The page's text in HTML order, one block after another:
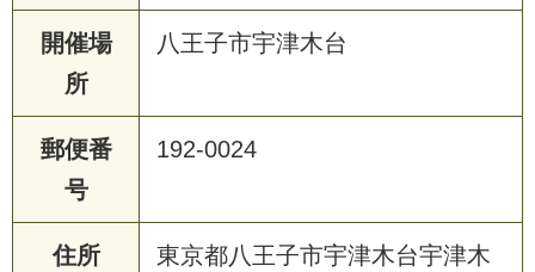
開催場
所
八王子市宇津木台
郵便番
号
192-0024
住所
東京都八王子市宇津木台宇津木